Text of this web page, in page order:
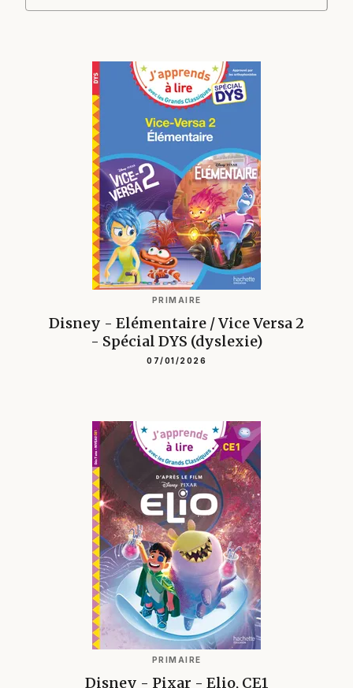
PRIMAIRE
Disney - Elémentaire / Vice Versa 2
- Spécial DYS (dyslexie)
07/01/2026
PRIMAIRE
Disney - Pixar - Elio, CE1